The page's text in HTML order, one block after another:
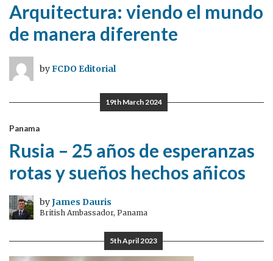
Arquitectura: viendo el mundo
de manera diferente
byFCDO Editorial
19th March 2024
Panama
Rusia – 25 años de esperanzas
rotas y sueños hechos añicos
byJames Dauris
British Ambassador, Panama
5th April 2023